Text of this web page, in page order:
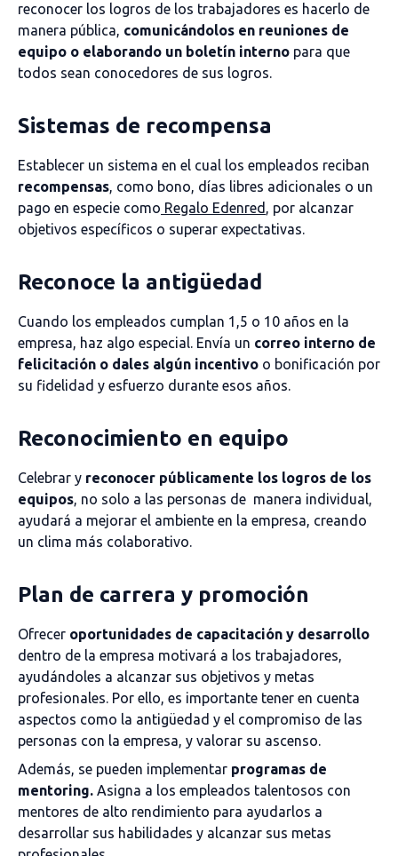
reconocer los logros de los trabajadores es hacerlo de
manera pública, comunicándolos en reuniones de
equipo o elaborando un boletín interno para que
todos sean conocedores de sus logros.
Sistemas de recompensa
Establecer un sistema en el cual los empleados reciban
recompensas, como bono, días libres adicionales o un
pago en especie como Regalo Edenred , por alcanzar
objetivos específicos o superar expectativas.
Reconoce la antigüedad
Cuando los empleados cumplan 1,5 o 10 años en la
empresa, haz algo especial. Envía un correo interno de
felicitación o dales algún incentivo o bonificación por
su fidelidad y esfuerzo durante esos años.
Reconocimiento en equipo
Celebrar y reconocer públicamente los logros de los
equipos, no solo a las personas de manera individual,
ayudará a mejorar el ambiente en la empresa, creando
un clima más colaborativo.
Plan de carrera y promoción
Ofrecer oportunidades de capacitación y desarrollo
dentro de la empresa motivará a los trabajadores,
ayudándoles a alcanzar sus objetivos y metas
profesionales. Por ello, es importante tener en cuenta
aspectos como la antigüedad y el compromiso de las
personas con la empresa, y valorar su ascenso.
Además, se pueden implementar programas de
mentoring. Asigna a los empleados talentosos con
mentores de alto rendimiento para ayudarlos a
desarrollar sus habilidades y alcanzar sus metas